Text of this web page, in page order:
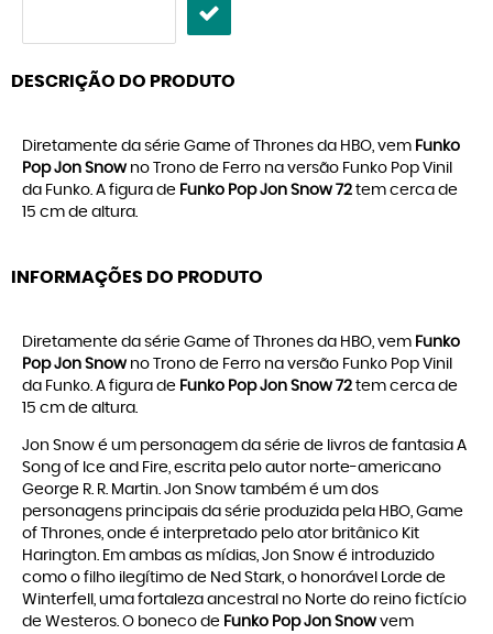
DESCRIÇÃO DO PRODUTO
Diretamente da série Game of Thrones da HBO, vem Funko
Pop Jon Snow no Trono de Ferro na versão Funko Pop Vinil
da Funko. A figura de Funko Pop Jon Snow 72 tem cerca de
15 cm de altura.
INFORMAÇÕES DO PRODUTO
Diretamente da série Game of Thrones da HBO, vem Funko
Pop Jon Snow no Trono de Ferro na versão Funko Pop Vinil
da Funko. A figura de Funko Pop Jon Snow 72 tem cerca de
15 cm de altura.
Jon Snow é um personagem da série de livros de fantasia A
Song of Ice and Fire, escrita pelo autor norte-americano
George R. R. Martin. Jon Snow também é um dos
personagens principais da série produzida pela HBO, Game
of Thrones, onde é interpretado pelo ator britânico Kit
Harington. Em ambas as mídias, Jon Snow é introduzido
como o filho ilegítimo de Ned Stark, o honorável Lorde de
Winterfell, uma fortaleza ancestral no Norte do reino fictício
de Westeros. O boneco de Funko Pop Jon Snow vem